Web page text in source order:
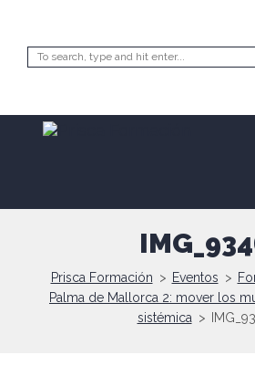
Prisca Formación > Eventos >
Palma de Mallorca 2: mover los
sistémica >